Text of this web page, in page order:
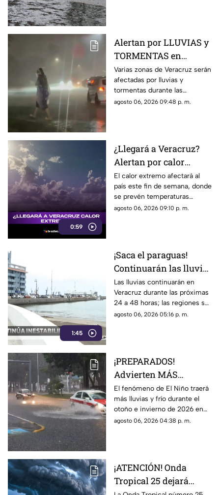
Alertan por LLUVIAS y
TORMENTAS en
Veracruz durante las
próximas horas; estas
serán las ZONAS
AFECTADAS
Varias zonas de Veracruz serán
afectadas por lluvias y
tormentas durante las
próximas horas, de acuerdo
agosto 06, 2026 09:48 p. m.
0:59
¿Llegará a Veracruz?
Alertan por calor
EXTREMO de hasta 48
grados; esto se sabe
El calor extremo afectará al
país este fin de semana, donde
se prevén temperaturas
máximas de hasta 48 grados
agosto 06, 2026 09:10 p. m.
1:45
¡Saca el paraguas!
Continuarán las lluvias
en Veracruz; a esta
hora se esperan
Las lluvias continuarán en
Veracruz durante las próximas
24 a 48 horas; las regiones sur
y montañosa esperan los
agosto 06, 2026 05:16 p. m.
¡PREPARADOS!
Advierten MÁS
LLUVIAS Y FRÍO en
otoño e invierno de
2026
El fenómeno de El Niño traerá
más lluvias y frío durante el
otoño e invierno de 2026 en
México. Te compartimos el
agosto 06, 2026 04:38 p. m.
¡ATENCIÓN! Onda
Tropical 25 dejará